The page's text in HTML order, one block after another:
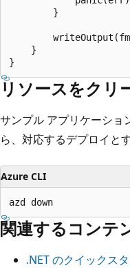
        }
    }
リソースをクリ
サンプル アプリケーショ
ら、対応するデプロイと
Azure CLI
関連するコンテ
.NET のクイックス